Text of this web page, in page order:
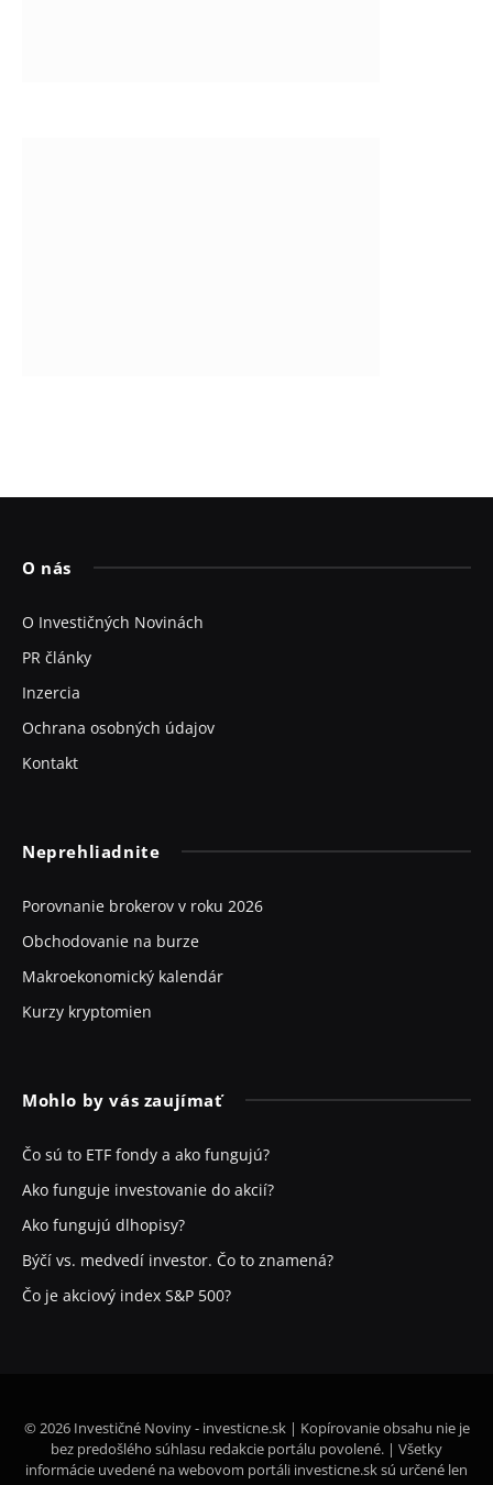
O nás
O Investičných Novinách
PR články
Inzercia
Ochrana osobných údajov
Kontakt
Neprehliadnite
Porovnanie brokerov v roku 2026
Obchodovanie na burze
Makroekonomický kalendár
Kurzy kryptomien
Mohlo by vás zaujímať
Čo sú to ETF fondy a ako fungujú?
Ako funguje investovanie do akcií?
Ako fungujú dlhopisy?
Býčí vs. medvedí investor. Čo to znamená?
Čo je akciový index S&P 500?
© 2026 Investičné Noviny - investicne.sk | Kopírovanie obsahu nie je
bez predošlého súhlasu redakcie portálu povolené. | Všetky
informácie uvedené na webovom portáli investicne.sk sú určené len